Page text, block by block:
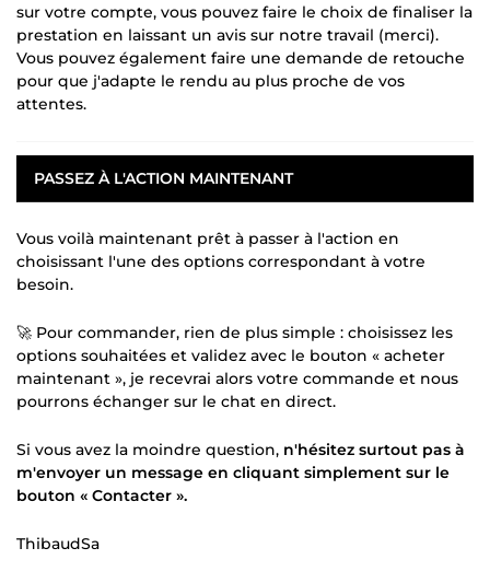
sur votre compte, vous pouvez faire le choix de finaliser la
prestation en laissant un avis sur notre travail (merci).
Vous pouvez également faire une demande de retouche
pour que j'adapte le rendu au plus proche de vos
attentes.
PASSEZ À L'ACTION MAINTENANT
Vous voilà maintenant prêt à passer à l'action en
choisissant l'une des options correspondant à votre
besoin.
🚀 Pour commander, rien de plus simple : choisissez les
options souhaitées et validez avec le bouton « acheter
maintenant », je recevrai alors votre commande et nous
pourrons échanger sur le chat en direct.
Si vous avez la moindre question, n'hésitez surtout pas à
m'envoyer un message en cliquant simplement sur le
bouton « Contacter ».
ThibaudSa